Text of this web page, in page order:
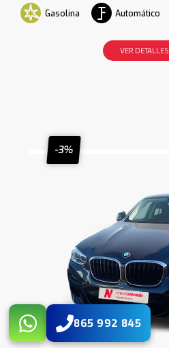
Gasolina Automático
VER DETALLES
-3%
865 992 845